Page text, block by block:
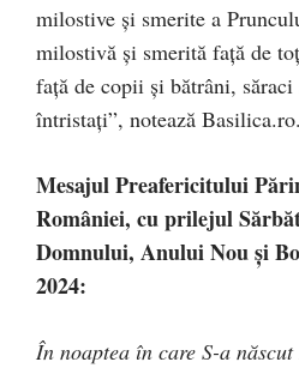
milostive şi smerite a
milostivă şi smerită faţă de
faţă de copii şi bătrâni,
întristaţi”, notează Basilica.ro.
Mesajul Preafericitului
României, cu prilejul
Domnului, Anului Nou și
2024:
În noaptea în care S-a